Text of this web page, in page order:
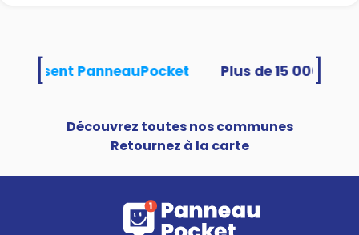
utilisent PanneauPocket
Découvrez toutes nos communes
Retournez à la carte